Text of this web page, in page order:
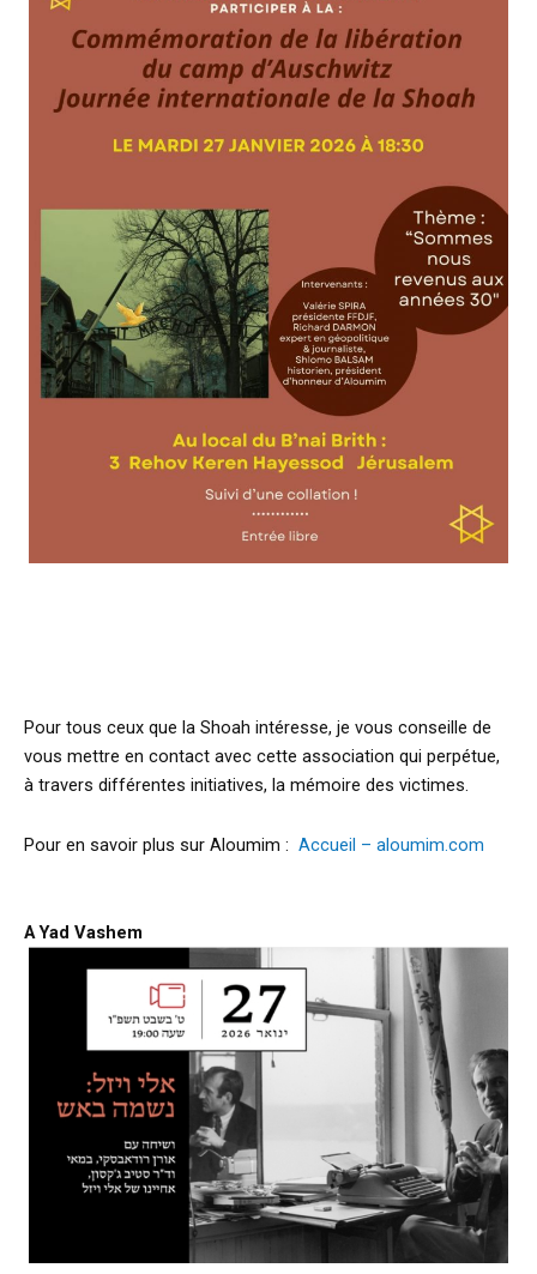
Pour tous ceux que la Shoah intéresse, je vous conseille de
vous mettre en contact avec cette association qui perpétue,
à travers différentes initiatives, la mémoire des victimes.
Pour en savoir plus sur Aloumim : Accueil – aloumim.com
A Yad Vashem